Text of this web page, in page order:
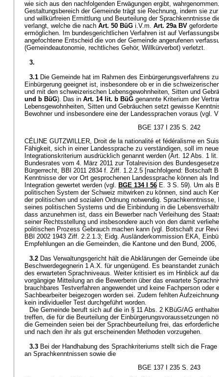
wie sich aus den nachfolgenden Erwägungen ergibt,
Gestaltungsbereich der Gemeinde trägt sie Rechnung, indem sie
und willkürfreien Ermittlung und Beurteilung der Sprachkenntnisse
verlangt, welche die nach Art. 50 BüG i.V.m. Art. 29a BV
ermöglichen. Im bundesgerichtlichen Verfahren ist auf
angefochtene Entscheid die von der Gemeinde angerufenen
(Gemeindeautonomie, rechtliches Gehör, Willkürverbot) verletzt.
3.
3.1 Die Gemeinde hat im Rahmen des Einbürgerungsverfahrens
Einbürgerung geeignet ist, insbesondere ob er in die
und mit den schweizerischen Lebensgewohnheiten, Sitten und
und b BüG). Das in Art. 14 lit. b BüG genannte Kriterium der
Lebensgewohnheiten, Sitten und Gebräuchen setzt gewisse
Bewohner und insbesondere eine der Landessprachen voraus (vgl.
BGE 137 I 235 S. 242
CÉLINE GUTZWILLER, Droit de la nationalité et fédéralisme en
Fähigkeit, sich in einer Landessprache zu verständigen, soll im
Integrationskriterium ausdrücklich genannt werden (Art. 12 Abs. 1
Bundesrates vom 4. März 2011 zur Totalrevision des
Bürgerrecht, BBl 2011 2834 f. Ziff. 1.2.2.5 [nachfolgend: Botschaft
Kenntnisse der vor Ort gesprochenen Landessprache können als
Integration gewertet werden (vgl. BGE 134 I 56 E. 3 S. 59). Um als
politischen System der Schweiz mitwirken zu können, sind auch
der politischen und sozialen Ordnung notwendig.
seines politischen Systems und die Einbindung in die
dass anzunehmen ist, dass ein Bewerber nach Verleihung des
seiner Rechtsstellung und insbesondere auch von den damit
politischen Prozess Gebrauch machen kann (vgl. Botschaft zur
BBl 2002 1943 Ziff. 2.2.1.3; Eidg. Ausländerkommission EKA,
Empfehlungen an die Gemeinden, die Kantone und den Bund,
3.2 Das Verwaltungsgericht hält die Abklärungen der Gemeinde
Beschwerdegegnerin 1 A.X. für ungenügend. Es beanstandet
des erwarteten Sprachniveaus. Weiter kritisiert es im Hinblick auf
vorgängige Mitteilung an die Bewerberin über das erwartete
brauchbares Testverfahren angewendet und keine Fachperson oder
Sachbearbeiter beigezogen worden sei. Zudem fehlten
kein individueller Test durchgeführt worden.
Die Gemeinde beruft sich auf die in § 11 Abs. 2 KBüG/AG
treffen, die für die Beurteilung der Einbürgerungsvoraussetzungen
die Gemeinden seien bei der Sprachbeurteilung frei, das
und nach den ihr als gut erscheinenden Methoden vorzugehen.
3.3 Bei der Handhabung des Sprachkriteriums stellt sich die
an Sprachkenntnissen sowie die
BGE 137 I 235 S. 243